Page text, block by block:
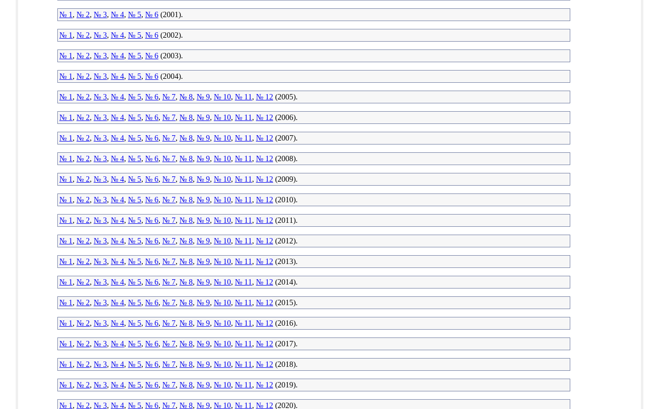
№ 1 , № 2, № 3, № 4, № 5, № 6 (2001).
№ 1 , № 2, № 3, № 4, № 5, № 6 (2002).
№ 1 , № 2, № 3, № 4, № 5, № 6 (2003).
№ 1 , № 2, № 3, № 4, № 5, № 6 (2004).
№ 1 , № 2, № 3, № 4, № 5, № 6, № 7, № 8, № 9, № 10, № 11 , № 12 (2005).
№ 1 , № 2, № 3, № 4, № 5, № 6, № 7, № 8, № 9, № 10, № 11 , № 12 (2006).
№ 1 , № 2, № 3, № 4, № 5, № 6, № 7, № 8, № 9, № 10, № 11 , № 12 (2007).
№ 1 , № 2, № 3, № 4, № 5, № 6, № 7, № 8, № 9, № 10, № 11 , № 12 (2008).
№ 1 , № 2, № 3, № 4, № 5, № 6, № 7, № 8, № 9, № 10, № 11 , № 12 (2009).
№ 1 , № 2, № 3, № 4, № 5, № 6, № 7, № 8, № 9, № 10, № 11 , № 12 (2010).
№ 1 , № 2, № 3, № 4, № 5, № 6, № 7, № 8, № 9, № 10, № 11 , № 12 (2011).
№ 1 , № 2, № 3, № 4, № 5, № 6, № 7, № 8, № 9, № 10, № 11 , № 12 (2012).
№ 1 , № 2, № 3, № 4, № 5, № 6, № 7, № 8, № 9, № 10, № 11 , № 12 (2013).
№ 1 , № 2, № 3, № 4, № 5, № 6, № 7, № 8, № 9, № 10, № 11 , № 12 (2014).
№ 1 , № 2, № 3, № 4, № 5, № 6, № 7, № 8, № 9, № 10, № 11 , № 12 (2015).
№ 1 , № 2, № 3, № 4, № 5, № 6, № 7, № 8, № 9, № 10, № 11 , № 12 (2016).
№ 1 , № 2, № 3, № 4, № 5, № 6, № 7, № 8, № 9, № 10, № 11 , № 12 (2017).
№ 1 , № 2, № 3, № 4, № 5, № 6, № 7, № 8, № 9, № 10, № 11 , № 12 (2018).
№ 1 , № 2, № 3, № 4, № 5, № 6, № 7, № 8, № 9, № 10, № 11 , № 12 (2019).
№ 1 , № 2, № 3, № 4, № 5, № 6, № 7, № 8, № 9, № 10, № 11 , № 12 (2020).